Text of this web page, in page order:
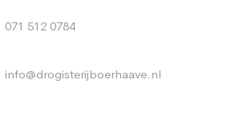
071 512 0784
info@drogisterijboerhaave.nl